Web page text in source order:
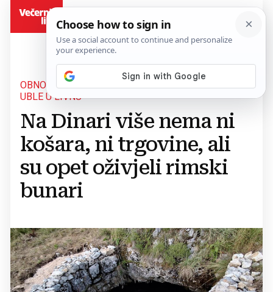
OBNOVA SEDAM RIMSKIH BUNARA NA LOKALITETU
UBLE U LIVNU
Na Dinari više nema ni
košara, ni trgovine, ali
su opet oživjeli rimski
bunari